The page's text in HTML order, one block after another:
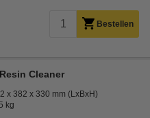
Bestellen
Cleaner
x 382 x 330 mm (LxBxH)
kg